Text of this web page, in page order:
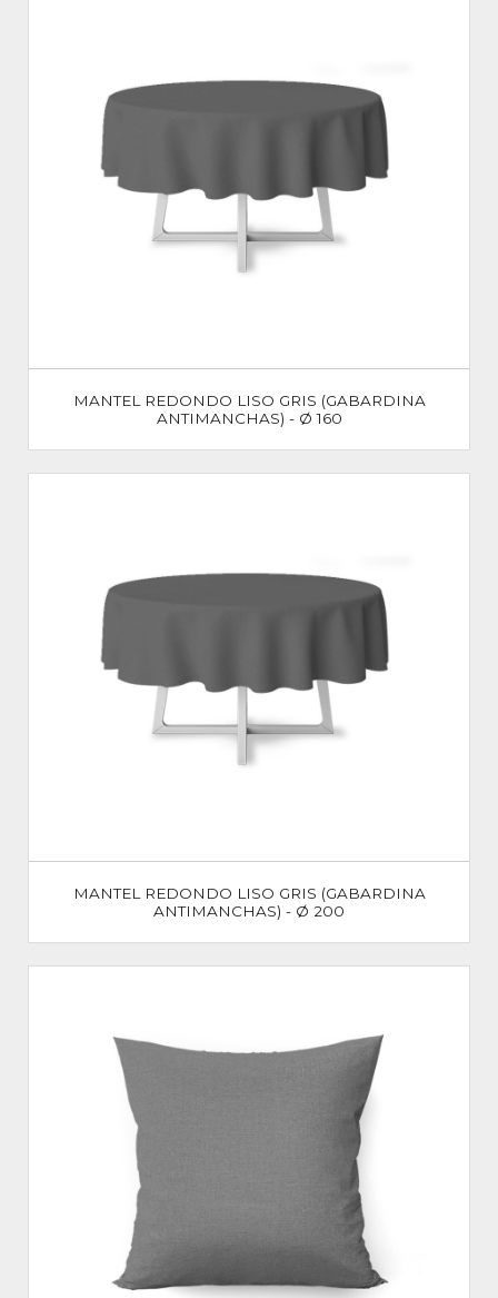
MANTEL REDONDO LISO GRIS (GABARDINA
ANTIMANCHAS) - Ø 160
MANTEL REDONDO LISO GRIS (GABARDINA
ANTIMANCHAS) - Ø 200